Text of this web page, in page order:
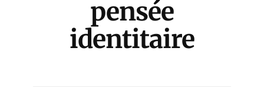
pensée
identitaire